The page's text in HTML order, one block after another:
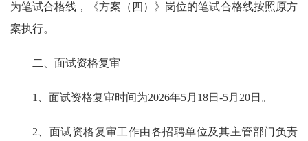
为笔试合格线，《方案（四）》岗位的笔试合格线按照原方
案执行。
二、面试资格复审
1、面试资格复审时间为2026年5月18日-5月20日。
2、面试资格复审工作由各招聘单位及其主管部门负责